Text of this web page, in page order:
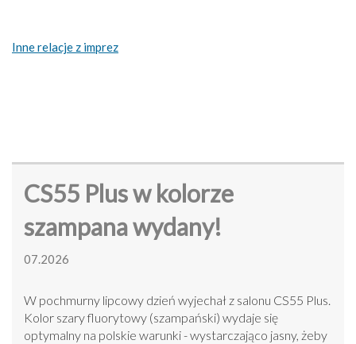
Inne relacje z imprez
CS55 Plus w kolorze
szampana wydany!
07.2026
W pochmurny lipcowy dzień wyjechał z salonu CS55 Plus.
Kolor szary fluorytowy (szampański) wydaje się
optymalny na polskie warunki - wystarczająco jasny, żeby